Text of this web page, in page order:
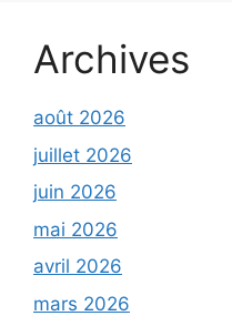
Archives
août 2026
juillet 2026
juin 2026
mai 2026
avril 2026
mars 2026